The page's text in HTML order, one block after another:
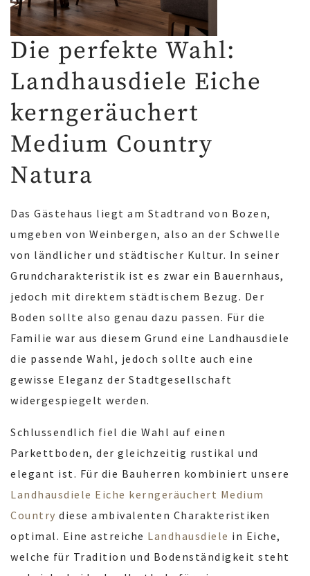
Die perfekte Wahl:
Landhausdiele Eiche
kerngeräuchert
Medium Country
Natura
Das Gästehaus liegt am Stadtrand von Bozen,
umgeben von Weinbergen, also an der Schwelle
von ländlicher und städtischer Kultur. In seiner
Grundcharakteristik ist es zwar ein Bauernhaus,
jedoch mit direktem städtischem Bezug. Der
Boden sollte also genau dazu passen. Für die
Familie war aus diesem Grund eine Landhausdiele
die passende Wahl, jedoch sollte auch eine
gewisse Eleganz der Stadtgesellschaft
widergespiegelt werden.
Schlussendlich fiel die Wahl auf einen
Parkettboden, der gleichzeitig rustikal und
elegant ist. Für die Bauherren kombiniert unsere
Landhausdiele Eiche kerngeräuchert Medium
Country diese ambivalenten Charakteristiken
optimal. Eine astreiche Landhausdiele in Eiche,
welche für Tradition und Bodenständigkeit steht